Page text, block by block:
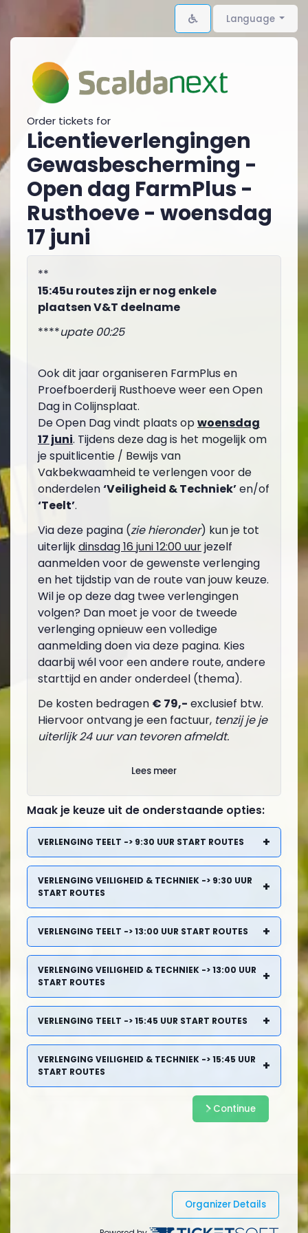
Language
Order tickets for
Licentieverlengingen
Gewasbescherming -
Open dag FarmPlus -
Rusthoeve - woensdag
17 juni
**
15:45u routes zijn er nog enkele
plaatsen V&T deelname
****upate 00:25
Ook dit jaar organiseren FarmPlus en
Proefboerderij Rusthoeve weer een Open
Dag in Colijnsplaat.
De Open Dag vindt plaats opwoensdag
17 juni. Tijdens deze dag is het mogelijk om
je spuitlicentie / Bewijs van
Vakbekwaamheid te verlengen voor de
onderdelen‘Veiligheid & Techniek’en/of
‘Teelt’.
Via deze pagina (zie hieronder) kun je tot
uiterlijkdinsdag 16 juni 12:00 uurjezelf
aanmelden voor de gewenste verlenging
en het tijdstip van de route van jouw keuze.
Wil je op deze dag twee verlengingen
volgen? Dan moet je voor de tweede
verlenging opnieuw een volledige
aanmelding doen via deze pagina. Kies
daarbij wél voor een andere route, andere
starttijd en ander onderdeel (thema).
De kosten bedragen € 79,- exclusief btw.
Hiervoor ontvang je een factuur, tenzij je je
uiterlijk 24 uur van tevoren afmeldt.
Lees meer
Maak je keuze uit de onderstaande opties:
VERLENGING TEELT -> 9:30 UUR START ROUTES +
VERLENGING VEILIGHEID & TECHNIEK -> 9:30 UUR
START ROUTES
+
VERLENGING TEELT -> 13:00 UUR START ROUTES +
VERLENGING VEILIGHEID & TECHNIEK -> 13:00 UUR
START ROUTES
+
VERLENGING TEELT -> 15:45 UUR START ROUTES +
VERLENGING VEILIGHEID & TECHNIEK -> 15:45 UUR
START ROUTES
+
Continue
Organizer Details